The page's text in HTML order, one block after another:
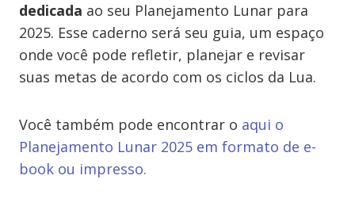
dedicada ao seu Planejamento Lunar para
2025. Esse caderno será seu guia, um espaço
onde você pode refletir, planejar e revisar
suas metas de acordo com os ciclos da Lua.
Você também pode encontrar o aqui o
Planejamento Lunar 2025 em formato de e-
book ou impresso.